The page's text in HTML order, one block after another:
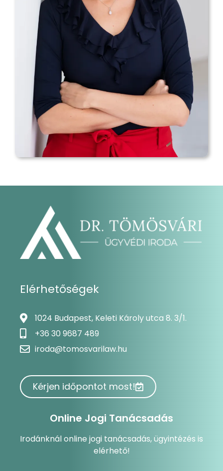
Elérhetőségek
1024 Budapest, Keleti Károly utca 8. 3/1.
+36 30 9687 489
iroda@tomosvarilaw.hu
Kérjen időpontot most!
Online Jogi Tanácsadás
Irodánknál online jogi tanácsadás, ügyintézés is
elérhető!